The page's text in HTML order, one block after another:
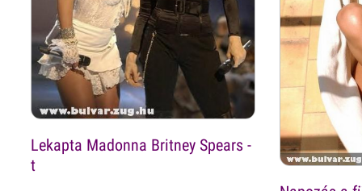
Lekapta Madonna Britney Spears -
t